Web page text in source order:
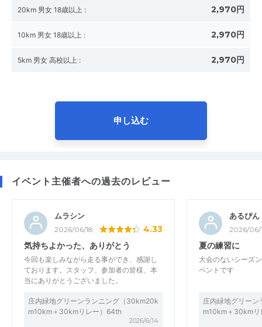
20km 男女 18歳以上 : 2,970円
10km 男女 18歳以上 : 2,970円
5km 男女 高校以上 : 2,970円
申し込む
イベント主催者への過去のレビュー
ムラシン
2026/06/18 4.33
気持ちよかった、ありがとう
今回も楽しみながら走る事ができ、感謝し
ております。スタッフ、参加者の皆様、本
当にありがとうございました。
庄内緑地グリーンランニング（30km20k
m10km＋30kmリレー）64th
2026/6/14
あるぴん
2026/06/
夏の練習に
大会のないシーズ
ベントです
庄内緑地グリー
m10km＋30km